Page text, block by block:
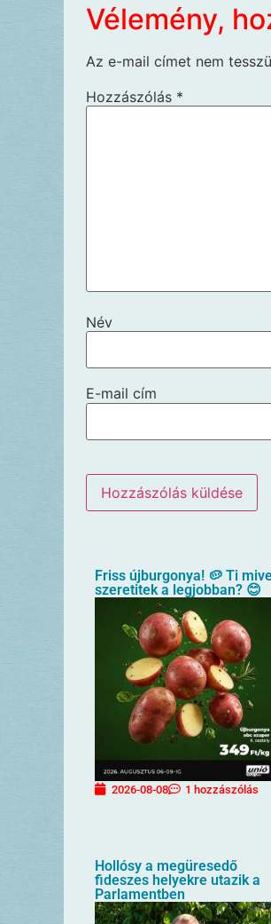
Vélemény,
Az e-mail címet nem
Hozzászólás *
Név
E-mail cím
Friss újburgonya! 🥔 Ti
szeretitek a legjobban? 😊
2026-08-08 1 hozzászólás
Hollósy a megüresedő
fideszes helyekre utazik a
Parlamentben